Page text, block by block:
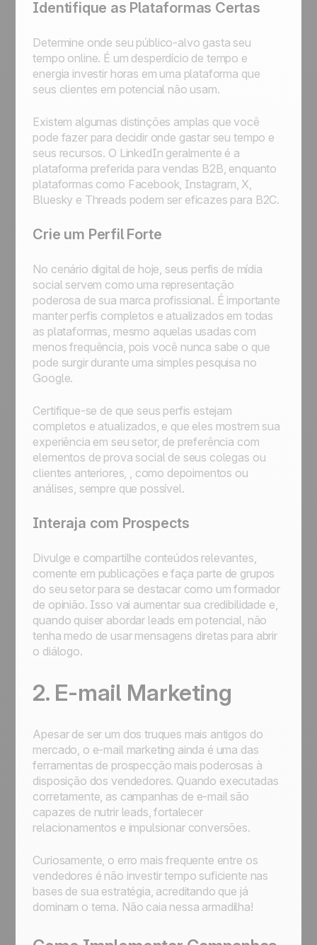
Identifique as Plataformas Certas
Determine onde seu público-alvo gasta seu
tempo online. É um desperdício de tempo e
energia investir horas em uma plataforma que
seus clientes em potencial não usam.
Existem algumas distinções amplas que você
pode fazer para decidir onde gastar seu tempo e
seus recursos. O LinkedIn geralmente é a
plataforma preferida para vendas B2B, enquanto
plataformas como Facebook, Instagram, X,
Bluesky e Threads podem ser eficazes para B2C.
Crie um Perfil Forte
No cenário digital de hoje, seus perfis de mídia
social servem como uma representação
poderosa de sua marca profissional. É importante
manter perfis completos e atualizados em todas
as plataformas, mesmo aquelas usadas com
menos frequência, pois você nunca sabe o que
pode surgir durante uma simples pesquisa no
Google.
Certifique-se de que seus perfis estejam
completos e atualizados, e que eles mostrem sua
experiência em seu setor, de preferência com
elementos de prova social de seus colegas ou
clientes anteriores, , como depoimentos ou
análises, sempre que possível.
Interaja com Prospects
Divulge e compartilhe conteúdos relevantes,
comente em publicações e faça parte de grupos
do seu setor para se destacar como um formador
de opinião. Isso vai aumentar sua credibilidade e,
quando quiser abordar leads em potencial, não
tenha medo de usar mensagens diretas para abrir
o diálogo.
2. E-mail Marketing
Apesar de ser um dos truques mais antigos do
mercado, o e-mail marketing ainda é uma das
ferramentas de prospecção mais poderosas à
disposição dos vendedores. Quando executadas
corretamente, as campanhas de e-mail são
capazes de nutrir leads, fortalecer
relacionamentos e impulsionar conversões.
Curiosamente, o erro mais frequente entre os
vendedores é não investir tempo suficiente nas
bases de sua estratégia, acreditando que já
dominam o tema. Não caia nessa armadilha!